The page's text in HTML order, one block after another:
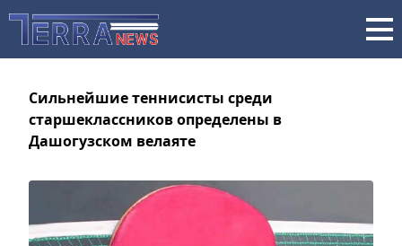
Сильнейшие теннисисты среди
старшеклассников определены в
Дашогузском велаяте